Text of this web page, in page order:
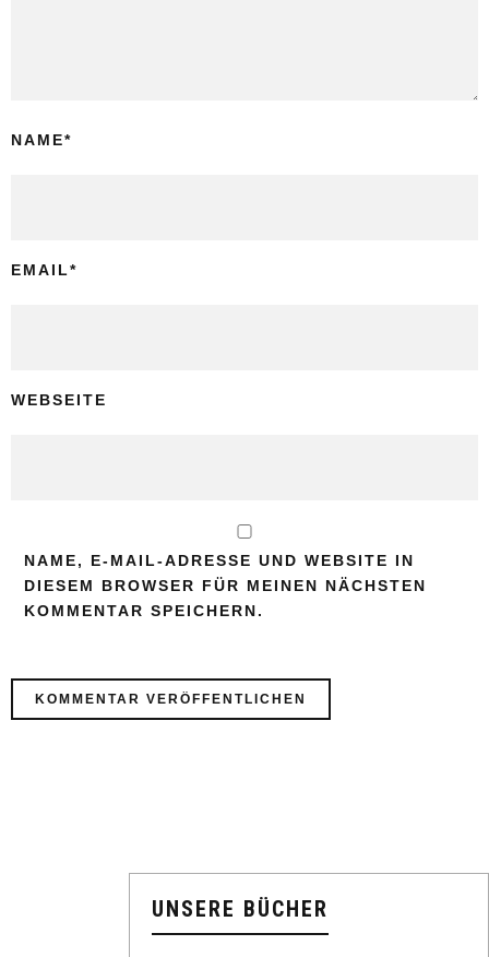
NAME*
EMAIL*
WEBSEITE
NAME, E-MAIL-ADRESSE UND WEBSITE IN
DIESEM BROWSER FÜR MEINEN NÄCHSTEN
KOMMENTAR SPEICHERN.
UNSERE BÜCHER